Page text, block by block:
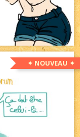
✦ NOUVEAU ✦